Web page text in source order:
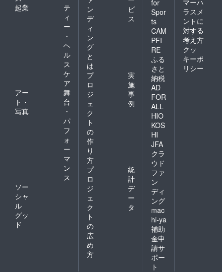
起業
テ
ィ
ー
・
ヘ
ル
ス
ケ
ア
アー
ト・
写真
舞
台
・
パ
フ
ォ
ー
マ
ン
ス
ソー
シャ
ル
グッ
ド
ン
デ
ィ
ン
グ
と
は
ビ
ス
プ
ロ
ジ
ェ
ク
ト
の
作
り
方
実
施
事
例
プ
ロ
ジ
ェ
ク
ト
の
広
め
方
統
計
デ
ー
タ
for
Spor
ts
CAM
PFI
RE
ふる
さと
納税
AD
FOR
ALL
HIO
KOS
HI
JFA
クラ
ウド
ファ
ン
ディ
ング
mac
hi-ya
補助
金申
請サ
ポー
ト
ラスメ
ントに
対する
考え方
クッ
キーポ
リシー